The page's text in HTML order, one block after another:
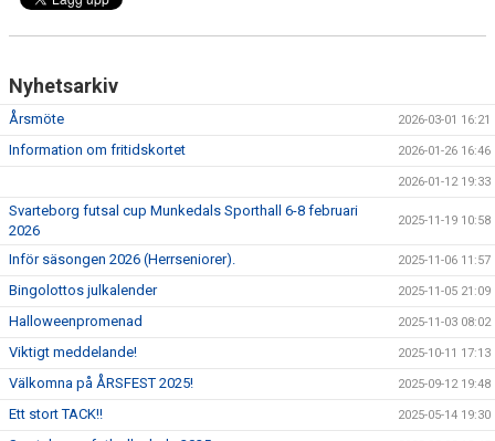
GRÄSROTEN
Nyhetsarkiv
Årsmöte 2026-03-01 16:21
Information om fritidskortet 2026-01-26 16:46
2026-01-12 19:33
Svarteborg futsal cup Munkedals Sporthall 6-8 februari
2026
2025-11-19 10:58
Inför säsongen 2026 (Herrseniorer). 2025-11-06 11:57
Bingolottos julkalender 2025-11-05 21:09
Halloweenpromenad 2025-11-03 08:02
Viktigt meddelande! 2025-10-11 17:13
Välkomna på ÅRSFEST 2025! 2025-09-12 19:48
Ett stort TACK!! 2025-05-14 19:30